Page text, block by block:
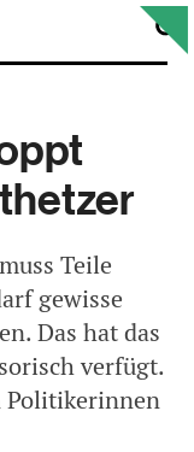
Teile
gewisse
Das hat das
verfügt.
Politikerinnen